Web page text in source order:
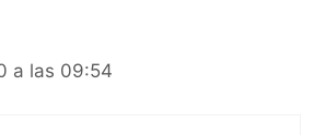
a las 09:54